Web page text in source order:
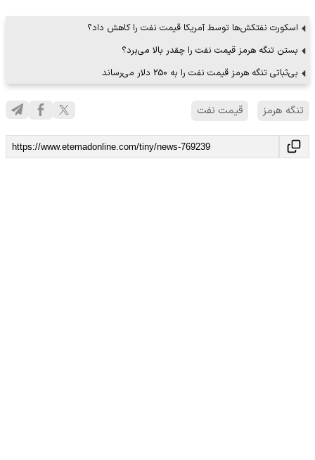
اسکورت نفتکش‌ها توسط آمریکا قیمت نفت را کاهش داد؟
بستن تنگه هرمز قیمت نفت را چقدر بالا می‌برد؟
بی‌ثباتی تنگه هرمز قیمت نفت را به 250 دلار می‌رساند
تنگه هرمز قیمت نفت